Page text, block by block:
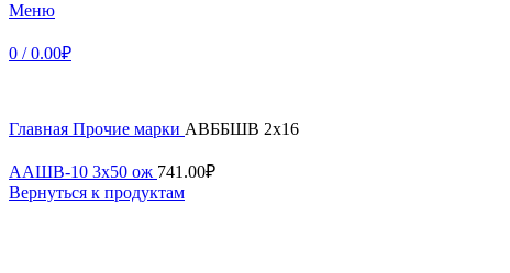
Меню
0 / 0.00₽
Главная Прочие марки АВББШВ 2х16
ААШВ-10 3х50 ож 741.00₽
Вернуться к продуктам